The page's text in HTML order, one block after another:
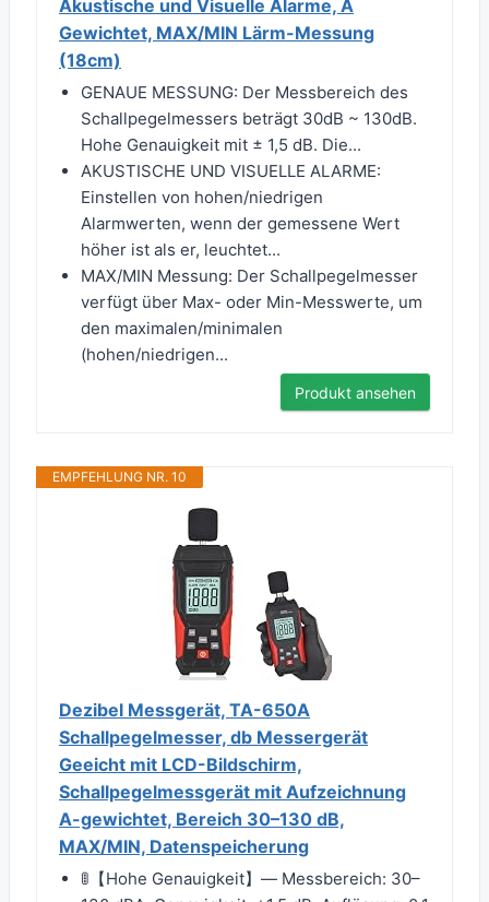
Akustische und Visuelle Alarme, A
Gewichtet, MAX/MIN Lärm-Messung
(18cm)
GENAUE MESSUNG: Der Messbereich des
Schallpegelmessers beträgt 30dB ~ 130dB.
Hohe Genauigkeit mit ± 1,5 dB. Die...
AKUSTISCHE UND VISUELLE ALARME:
Einstellen von hohen/niedrigen
Alarmwerten, wenn der gemessene Wert
höher ist als er, leuchtet...
MAX/MIN Messung: Der Schallpegelmesser
verfügt über Max- oder Min-Messwerte, um
den maximalen/minimalen
(hohen/niedrigen...
Produkt ansehen
EMPFEHLUNG NR. 10
Dezibel Messgerät, TA-650A
Schallpegelmesser, db Messergerät
Geeicht mit LCD-Bildschirm,
Schallpegelmessgerät mit Aufzeichnung
A-gewichtet, Bereich 30–130 dB,
MAX/MIN, Datenspeicherung
🚦【Hohe Genauigkeit】— Messbereich: 30–